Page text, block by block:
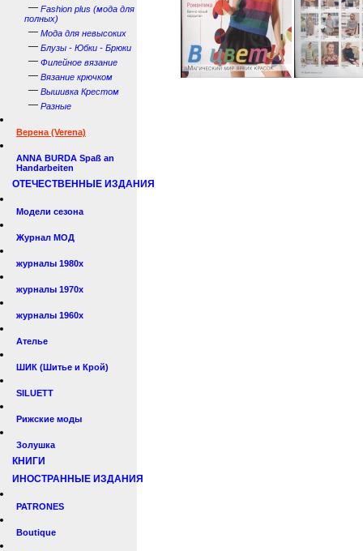
— Fashion plus (мода для
полных)
— Мода для невысоких
— Блузы - Юбки - Брюки
— Филейное вязание
— Вязание крючком
— Вышивка Крестом
— Разные
Верена (Verena)
ANNA BURDA Spaß an
Handarbeiten
ОТЕЧЕСТВЕННЫЕ ИЗДАНИЯ
Модели сезона
Журнал МОД
журналы 1980х
журналы 1970х
журналы 1960х
Ателье
ШИК (Шитье и Крой)
SILUETT
Рижские моды
Золушка
КНИГИ
ИНОСТРАННЫЕ ИЗДАНИЯ
PATRONES
Boutique